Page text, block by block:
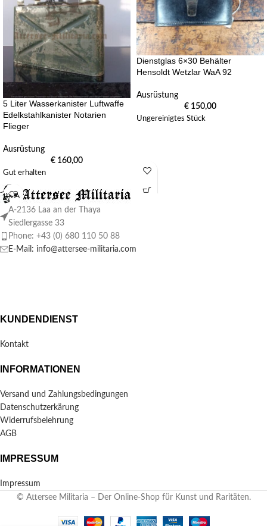
5 Liter Wasserkanister Luftwaffe
Edelkstahlkanister Notarien
Flieger
Ausrüstung
€ 160,00
Gut erhalten
Dienstglas 6×30 Behälter
Hensoldt Wetzlar WaA 92
Ausrüstung
€ 150,00
Ungereinigtes Stück
A-2136 Laa an der Thaya
Siedlergasse 33
Phone: +43 (0) 680 110 50 88
E-Mail: info@attersee-militaria.com
KUNDENDIENST
Kontakt
INFORMATIONEN
Versand und Zahlungsbedingungen
Datenschutzerkärung
Widerrufsbelehrung
AGB
IMPRESSUM
Impressum
© Attersee Militaria – Der Online-Shop für Kunst und Raritäten.